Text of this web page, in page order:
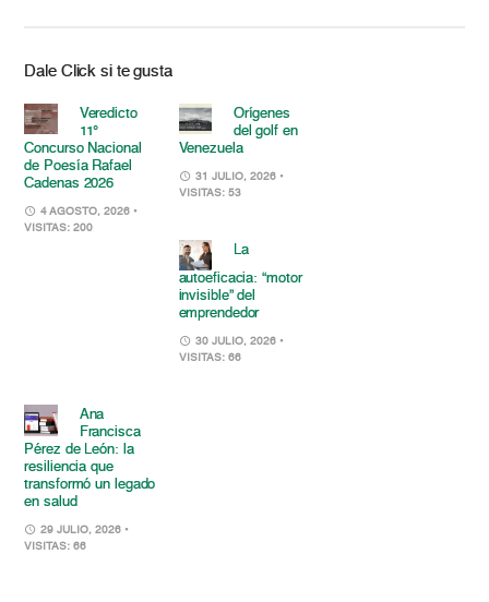
Dale Click si te gusta
Veredicto
11°
Concurso Nacional
de Poesía Rafael
Cadenas 2026
4 AGOSTO, 2026 •
VISITAS: 200
Orígenes
del golf en
Venezuela
31 JULIO, 2026 •
VISITAS: 53
La
autoeficacia: “motor
invisible” del
emprendedor
30 JULIO, 2026 •
VISITAS: 66
Ana
Francisca
Pérez de León: la
resiliencia que
transformó un legado
en salud
29 JULIO, 2026 •
VISITAS: 66